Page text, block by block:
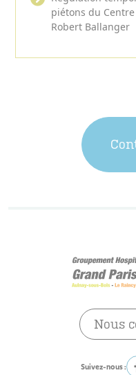
piétons du
Robert Ballanger
Suivez-nous :
Nous